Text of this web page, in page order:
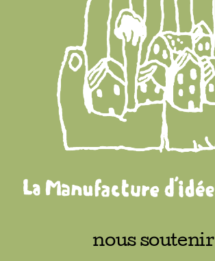
Adhésions
Archives
Contact
nous soutenir